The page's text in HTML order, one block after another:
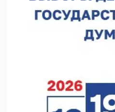
Фестиваль SALUT! ИСКРА
Нижегородский кадровый